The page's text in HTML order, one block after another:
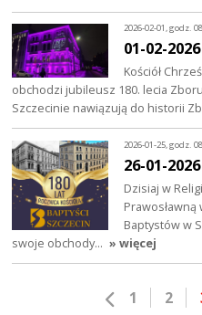
2026-02-01, godz.
01-02-
Kościół
obchodzi jubileusz 180. lecia
Szczecinie nawiązują do historii
2026-01-25, godz.
26-01-
Dzisiaj w
Prawosławną
Baptystów w
swoje obchody… » więcej
1 2